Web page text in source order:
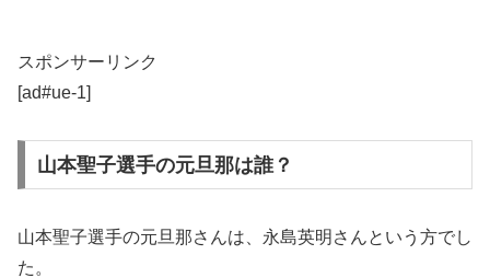
スポンサーリンク
[ad#ue-1]
山本聖子選手の元旦那は誰？
山本聖子選手の元旦那さんは、永島英明さんという方でし
た。